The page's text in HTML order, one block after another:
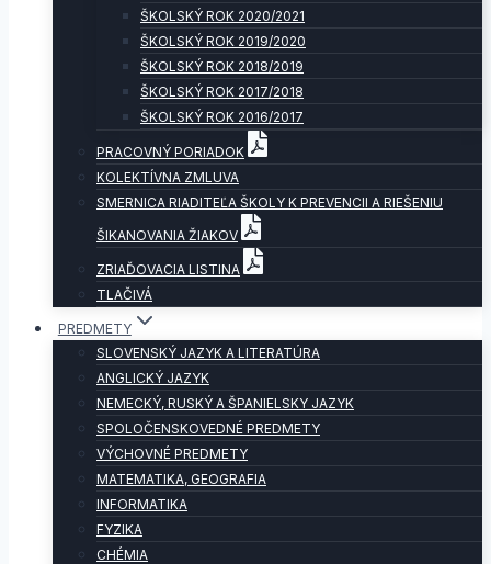
ŠKOLSKÝ ROK 2020/2021
ŠKOLSKÝ ROK 2019/2020
ŠKOLSKÝ ROK 2018/2019
ŠKOLSKÝ ROK 2017/2018
ŠKOLSKÝ ROK 2016/2017
PRACOVNÝ PORIADOK
KOLEKTÍVNA ZMLUVA
SMERNICA RIADITEĽA ŠKOLY K PREVENCII A RIEŠENIU
ŠIKANOVANIA ŽIAKOV
ZRIAĎOVACIA LISTINA
TLAČIVÁ
PREDMETY
SLOVENSKÝ JAZYK A LITERATÚRA
ANGLICKÝ JAZYK
NEMECKÝ, RUSKÝ A ŠPANIELSKY JAZYK
SPOLOČENSKOVEDNÉ PREDMETY
VÝCHOVNÉ PREDMETY
MATEMATIKA, GEOGRAFIA
INFORMATIKA
FYZIKA
CHÉMIA